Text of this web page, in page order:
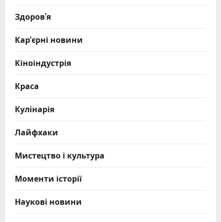
Здоров’я
Кар'єрні новини
Кіноіндустрія
Краса
Кулінарія
Лайфхаки
Мистецтво і культура
Моменти історії
Наукові новини